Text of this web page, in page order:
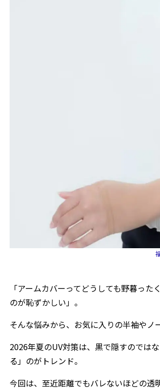
「アームカバーってどうしても野暮っ
のが恥ずかしい」。
そんな悩みから、お気に入りの半袖やノ
2026年夏のUV対策は、黒で隠すのでは
る」のがトレンド。
今回は、至近距離でもバレないほどの透